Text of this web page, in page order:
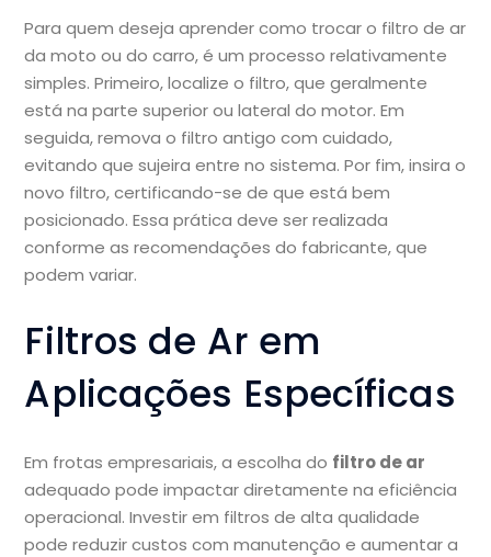
Para quem deseja aprender como trocar o filtro de ar
da moto ou do carro, é um processo relativamente
simples. Primeiro, localize o filtro, que geralmente
está na parte superior ou lateral do motor. Em
seguida, remova o filtro antigo com cuidado,
evitando que sujeira entre no sistema. Por fim, insira o
novo filtro, certificando-se de que está bem
posicionado. Essa prática deve ser realizada
conforme as recomendações do fabricante, que
podem variar.
Filtros de Ar em
Aplicações Específicas
Em frotas empresariais, a escolha do filtro de ar
adequado pode impactar diretamente na eficiência
operacional. Investir em filtros de alta qualidade
pode reduzir custos com manutenção e aumentar a